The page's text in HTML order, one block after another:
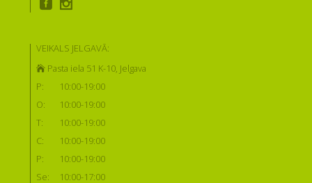
VEIKALS JELGAVĀ:
Pasta iela 51 K-10, Jelgava
P:
10:00-19:00
O:
10:00-19:00
T:
10:00-19:00
C:
10:00-19:00
P:
10:00-19:00
Se:
10:00-17:00